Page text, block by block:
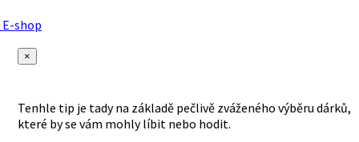
shop
×
Tenhle tip je tady na základě pečlivě zváženého výběru dárků,
které by se vám mohly líbit nebo hodit.